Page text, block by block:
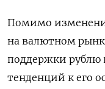
Помимо
на валютном
поддержки рублю
тенденций к его